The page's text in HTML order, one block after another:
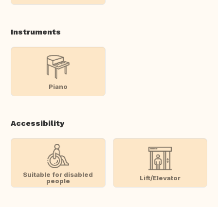
Instruments
Piano
Accessibility
Suitable for disabled
people
Lift/Elevator